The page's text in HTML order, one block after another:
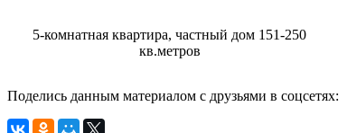
5-комнатная квартира, частный дом 151-250
кв.метров
Поделись данным материалом с друзьями в соцсетях: